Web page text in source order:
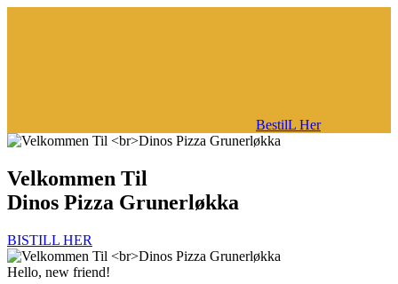
BestilL Her
Velkommen Til
Dinos Pizza Grunerløkka
BISTILL HER
Hello, new friend!